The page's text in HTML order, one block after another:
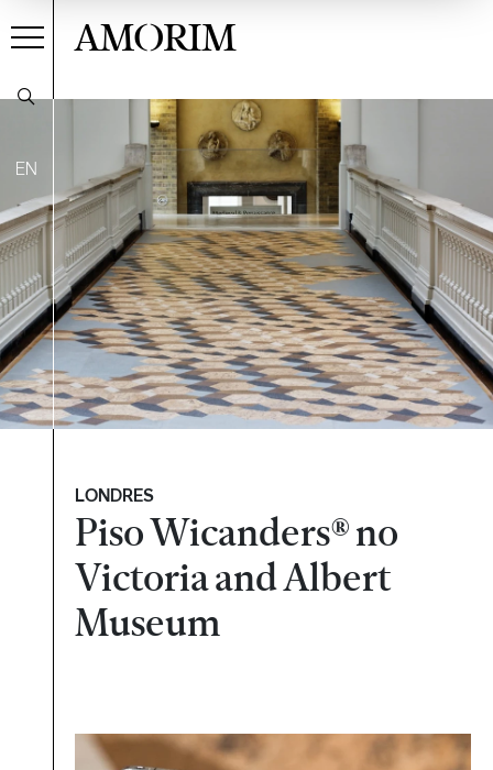
EN
AMORIM
LONDRES
Piso Wicanders® no
Victoria and Albert
Museum